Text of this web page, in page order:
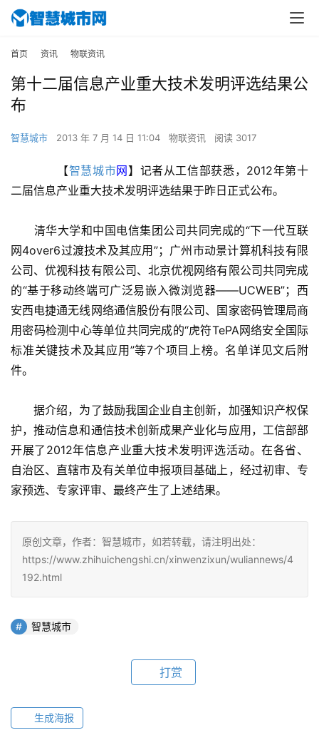
首页 资讯 物联资讯
第十二届信息产业重大技术发明评选结果公
布
智慧城市 2013 年 7 月 14 日 11:04 物联资讯 阅读 3017
【智慧城市网】记者从工信部获悉，2012年第十
二届信息产业重大技术发明评选结果于昨日正式公布。
清华大学和中国电信集团公司共同完成的“下一代互联
网4over6过渡技术及其应用”；广州市动景计算机科技有限
公司、优视科技有限公司、北京优视网络有限公司共同完成
的“基于移动终端可广泛易嵌入微浏览器——UCWEB”；西
安西电捷通无线网络通信股份有限公司、国家密码管理局商
用密码检测中心等单位共同完成的“虎符TePA网络安全国际
标准关键技术及其应用”等7个项目上榜。名单详见文后附
件。
据介绍，为了鼓励我国企业自主创新，加强知识产权保
护，推动信息和通信技术创新成果产业化与应用，工信部部
开展了2012年信息产业重大技术发明评选活动。在各省、
自治区、直辖市及有关单位申报项目基础上，经过初审、专
家预选、专家评审、最终产生了上述结果。
原创文章，作者：智慧城市，如若转载，请注明出处：
https://www.zhihuichengshi.cn/xinwenzixun/wuliannews/4
192.html
智慧城市
打赏
生成海报